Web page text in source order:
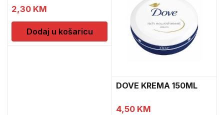
2,30 KM
Dodaj u košaricu
DOVE KREMA 150ML
4,50 KM